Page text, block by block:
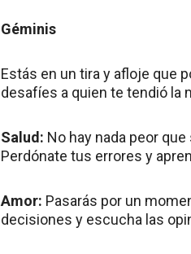
Géminis
Estás en un tira y afloje que
desafíes a quien te tendió la
Salud: No hay nada peor
Perdónate tus errores y
Amor: Pasarás por un
decisiones y escucha las